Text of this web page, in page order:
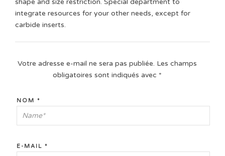
shape and size restriction. Special department to
integrate resources for your other needs, except for
carbide inserts.
Votre adresse e-mail ne sera pas publiée. Les champs
obligatoires sont indiqués avec *
NOM *
E-MAIL *